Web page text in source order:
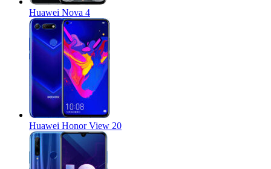
Huawei Nova 4
Huawei Honor View 20